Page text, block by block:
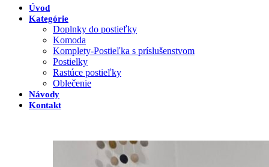
Úvod
Kategórie
Doplnky do postieľky
Komoda
Komplety-Postieľka s príslušenstvom
Postielky
Rastúce postieľky
Oblečenie
Návody
Kontakt